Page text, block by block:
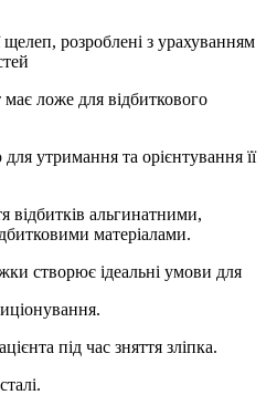
щелеп, розроблені з урахуванням
ложе для відбиткового
утримання та орієнтування її
відбитків альгинатними,
матеріалами.
створює ідеальні умови для
під час зняття зліпка.